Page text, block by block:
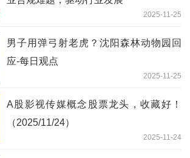
2025-11-25
男子用弹弓射老虎？沈阳森林动物园回
应-每日观点
2025-11-25
A股影视传媒概念股票龙头，收藏好！
（2025/11/24）
2025-11-24